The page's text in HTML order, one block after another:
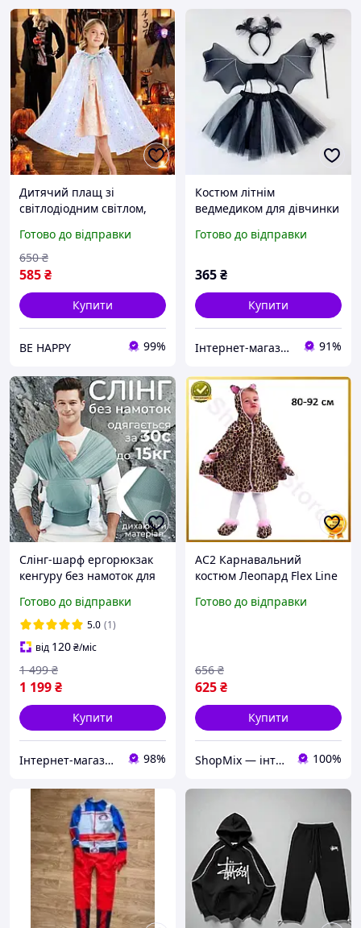
Дитячий плащ зі
світлодіодним світлом,
капюшон, пончо в стилі
принцеси для костюма на
зріст приблизно 105-135
Готово до відправки
585₴
650 ₴
Купити
BE HAPPY 99%
Костюм літнім
ведмедиком для дівчинки
Маскарадний костюм
Готово до відправки
365₴
Купити
Інтернет-магазин "ЕXCLUSIVE" 91%
Слінг-шарф ергорюкзак
кенгуру без намоток для
одягається за 30 секунд
літній дихаючий сірий
Готово до відправки
5.0 (1)
від 120₴/міс
1 199₴
1 499 ₴
Купити
Інтернет-магазин 98%
AC2 Карнавальний
костюм Леопард Flex Line
накидка з капюшоном і
Готово до відправки
625₴
656 ₴
Купити
ShopMix — інтернет-магазин сумок та аксесуарів 100%